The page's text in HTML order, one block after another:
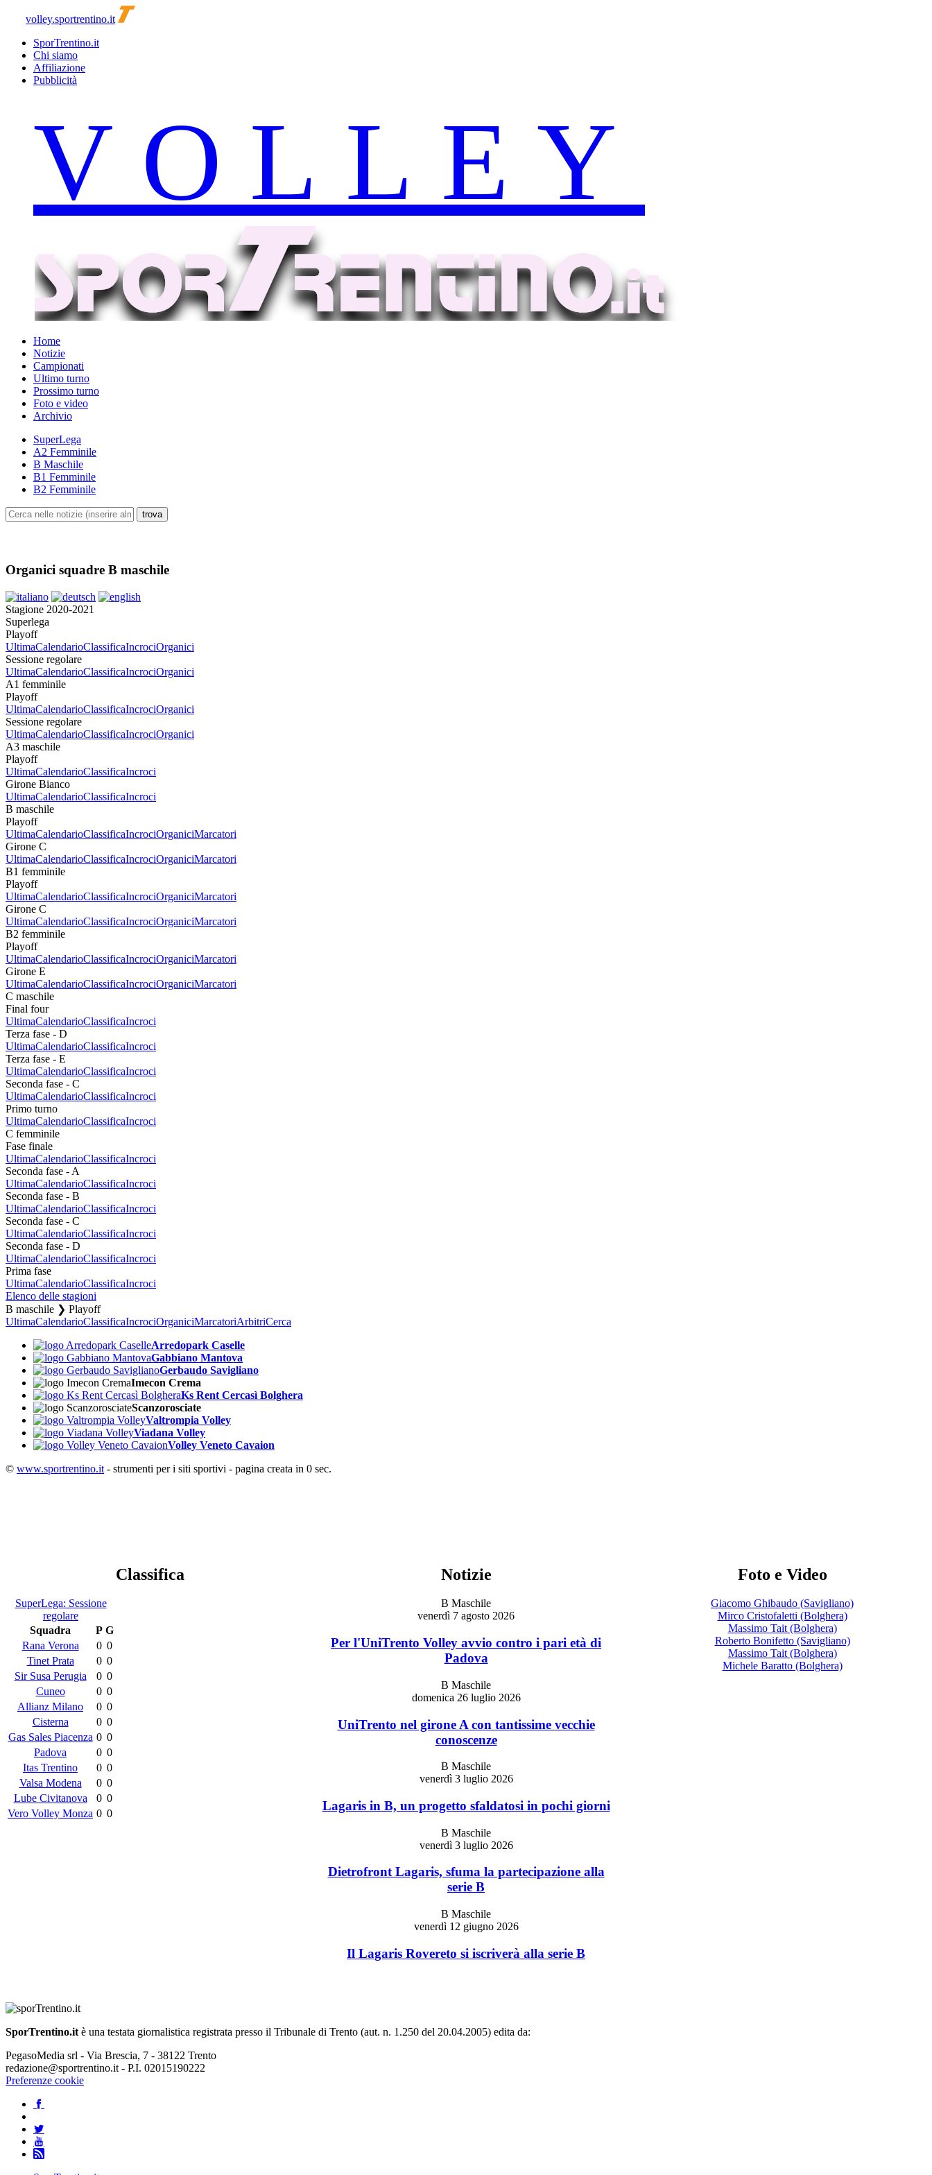
volley.sportrentino.it
SporTrentino.it
Chi siamo
Affiliazione
Pubblicità
Home
Notizie
Campionati
Ultimo turno
Prossimo turno
Foto e video
Archivio
SuperLega
A2 Femminile
B Maschile
B1 Femminile
B2 Femminile
Organici squadre B maschile
Stagione 2020-2021
Superlega
Playoff
UltimaCalendarioClassificaIncrociOrganici
Sessione regolare
UltimaCalendarioClassificaIncrociOrganici
A1 femminile
Playoff
UltimaCalendarioClassificaIncrociOrganici
Sessione regolare
UltimaCalendarioClassificaIncrociOrganici
A3 maschile
Playoff
UltimaCalendarioClassificaIncroci
Girone Bianco
UltimaCalendarioClassificaIncroci
B maschile
Playoff
UltimaCalendarioClassificaIncrociOrganiciMarcatori
Girone C
UltimaCalendarioClassificaIncrociOrganiciMarcatori
B1 femminile
Playoff
UltimaCalendarioClassificaIncrociOrganiciMarcatori
Girone C
UltimaCalendarioClassificaIncrociOrganiciMarcatori
B2 femminile
Playoff
UltimaCalendarioClassificaIncrociOrganiciMarcatori
Girone E
UltimaCalendarioClassificaIncrociOrganiciMarcatori
C maschile
Final four
UltimaCalendarioClassificaIncroci
Terza fase - D
UltimaCalendarioClassificaIncroci
Terza fase - E
UltimaCalendarioClassificaIncroci
Seconda fase - C
UltimaCalendarioClassificaIncroci
Primo turno
UltimaCalendarioClassificaIncroci
C femminile
Fase finale
UltimaCalendarioClassificaIncroci
Seconda fase - A
UltimaCalendarioClassificaIncroci
Seconda fase - B
UltimaCalendarioClassificaIncroci
Seconda fase - C
UltimaCalendarioClassificaIncroci
Seconda fase - D
UltimaCalendarioClassificaIncroci
Prima fase
UltimaCalendarioClassificaIncroci
Elenco delle stagioni
B maschile ❯ Playoff
UltimaCalendarioClassificaIncrociOrganiciMarcatoriArbitriCerca
Arredopark Caselle
Gabbiano Mantova
Gerbaudo Savigliano
Imecon Crema
Ks Rent Cercasì Bolghera
Scanzorosciate
Valtrompia Volley
Viadana Volley
Volley Veneto Cavaion
© www.sportrentino.it - strumenti per i siti sportivi - pagina creata in 0 sec.
Classifica
SuperLega: Sessione
regolare
Squadra
P G
Rana Verona
0 0
Tinet Prata
0 0
Sir Susa Perugia
0 0
Cuneo
0 0
Allianz Milano
0 0
Cisterna
0 0
Gas Sales Piacenza 0 0
Padova
0 0
Itas Trentino
0 0
Valsa Modena
0 0
Lube Civitanova
0 0
Vero Volley Monza 0 0
Notizie
B Maschile
venerdì 7 agosto 2026
Per l'UniTrento Volley avvio contro i pari età di
Padova
B Maschile
domenica 26 luglio 2026
UniTrento nel girone A con tantissime vecchie
conoscenze
B Maschile
venerdì 3 luglio 2026
Lagaris in B, un progetto sfaldatosi in pochi giorni
B Maschile
venerdì 3 luglio 2026
Dietrofront Lagaris, sfuma la partecipazione alla
serie B
B Maschile
venerdì 12 giugno 2026
Il Lagaris Rovereto si iscriverà alla serie B
Foto e Video
Giacomo Ghibaudo (Savigliano)
Mirco Cristofaletti (Bolghera)
Massimo Tait (Bolghera)
Roberto Bonifetto (Savigliano)
Massimo Tait (Bolghera)
Michele Baratto (Bolghera)
SporTrentino.it è una testata giornalistica registrata presso il Tribunale di Trento (aut. n. 1.250 del 20.04.2005) edita da:
PegasoMedia srl - Via Brescia, 7 - 38122 Trento
redazione@sportrentino.it - P.I. 02015190222
Preferenze cookie